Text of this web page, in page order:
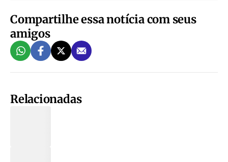
Compartilhe essa notícia com seus
amigos
Relacionadas